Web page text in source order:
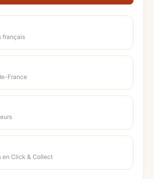
français
France
en Click & Collect